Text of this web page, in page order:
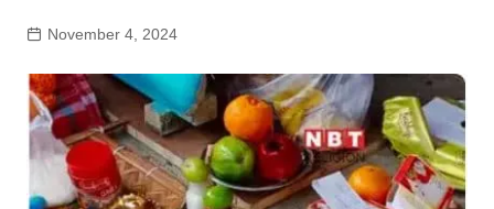
November 4, 2024